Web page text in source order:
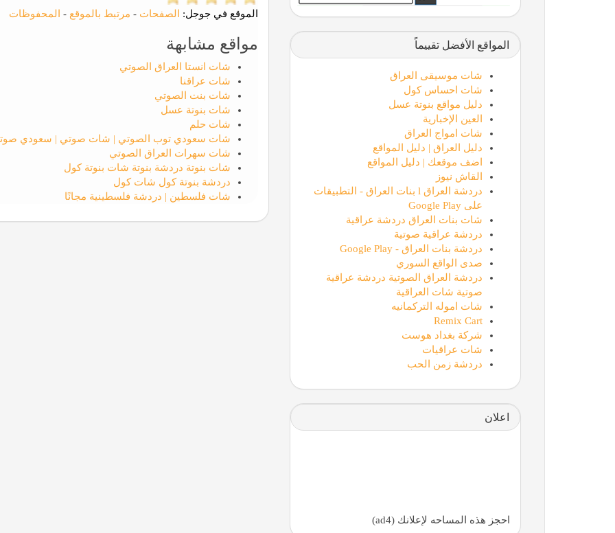
الموقع في جوجل: الصفحات - مرتبط بالموقع - المحفوظات
مواقع مشابهة
شات انستا العراق الصوتي
شات عراقنا
شات بنت الصوتي
شات بنوتة عسل
شات حلم
شات سعودي توب الصوتي | شات صوتي | سعودي
شات سهرات العراق الصوتي
شات بنوتة دردشة بنوتة شات بنوتة كول
دردشة بنوتة كول شات كول
شات فلسطين | دردشة فلسطينية مجانًا
المواقع الأفضل تقييماً
شات موسيقى العراق
شات احساس كول
دليل مواقع بنوتة عسل
العين الإخبارية
شات امواج العراق
دليل العراق | دليل المواقع
اضف موقعك | دليل المواقع
القاش نيوز
دردشة العراق l بنات العراق - التطبيقات
على Google Play
شات بنات العراق دردشة عراقية
دردشة عراقية صوتية
دردشة بنات العراق - Google Play
صدى الواقع السوري
دردشة العراق الصوتية دردشة عراقية
صوتية شات العراقية
شات اموله التركمانيه
Remix Cart
شركة بغداد هوست
شات عراقيات
دردشة زمن الحب
اعلان
احجز هذه المساحه لإعلانك (ad4)